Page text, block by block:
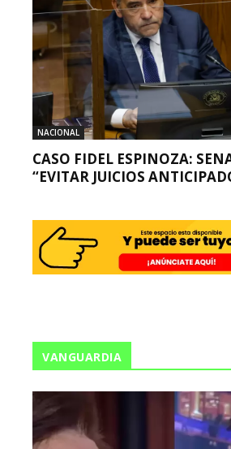
NACIONAL
CASO FIDEL ESPINOZA:
“EVITAR JUICIOS
VANGUARDIA